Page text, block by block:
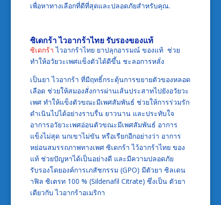
เพื่อหาทางเลือกที่ดีที่สุดและปลอดภัยสำหรับคุณ.
ซิเดกร้าไวอากร้าไทย รับรองของแท้
ซิเดกร้า ไวอากร้าไทย ยาปลุกอารมณ์ ของแท้ ช่วย
ทำให้อวัยวะเพศแข็งตัวได้ดีขึ้น ชะลอการหลั่ง
เป็นยา ไวอากร้า ที่มีฤทธิ์กระตุ้นการขยายตัวของหลอด
เลือด ช่วยให้สมองสั่งการผ่านเส้นประสาทไปยังอวัยวะ
เพศ ทำให้แข็งตัวขณะมีเพศสัมพันธ์ ช่วยให้การร่วมรัก
ดำเนินไปได้อย่างราบรื่น ยาวนาน และประทับใจ
อาการอวัยวะเพศอ่อนตัวขณะมีเพศสัมพันธ์ อาการ
แข็งไม่สุด นกเขาไม่ขัน หรือเรียกอีกอย่างว่า อาการ
หย่อนสมรรถภาพทางเพศ ซิเดกร้า ไว้อากร้าไทย ของ
แท้ ช่วยปัญหาได้เป็นอย่างดี และมีความปลอดภัย
รับรองโดยองค์การเภสัชกรรม (GPO) มีตัวยา ซิลเดน
าฟิล ซิเตรท 100 % (Sildenafil Citrate) ซึ่งเป็น ตัวยา
เดียวกับ ไวอากร้าอเมริกา